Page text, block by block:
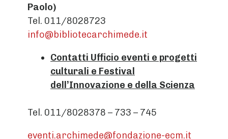
Paolo)
Tel. 011/8028723
info@bibliotecarchimede.it
Contatti Ufficio eventi e progetti
culturali e Festival
dell’Innovazione e della Scienza
Tel. 011/8028378 – 733 – 745
eventi.archimede@fondazione-ecm.it